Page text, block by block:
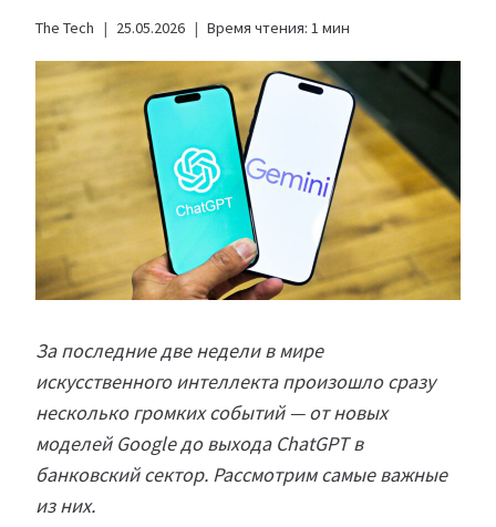
The Tech 25.05.2026 Время чтения: 1 мин
За последние две недели в мире
искусственного интеллекта произошло сразу
несколько громких событий — от новых
моделей Google до выхода ChatGPT в
банковский сектор. Рассмотрим самые важные
из них.